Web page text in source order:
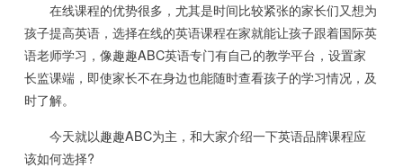
在线课程的优势很多，尤其是时间比较紧张的家长们又想为
孩子提高英语，选择在线的英语课程在家就能让孩子跟着国际英
语老师学习，像趣趣ABC英语专门有自己的教学平台，设置家
长监课端，即使家长不在身边也能随时查看孩子的学习情况，及
时了解。
今天就以趣趣ABC为主，和大家介绍一下英语品牌课程应
该如何选择?